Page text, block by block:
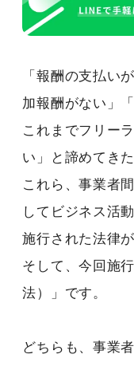
「報酬の支払い
加報酬がない」
これまでフリー
い」と諦めてき
これら、事業者
してビジネス活
施行された法律
そして、今回施
法）」です。
どちらも、事業